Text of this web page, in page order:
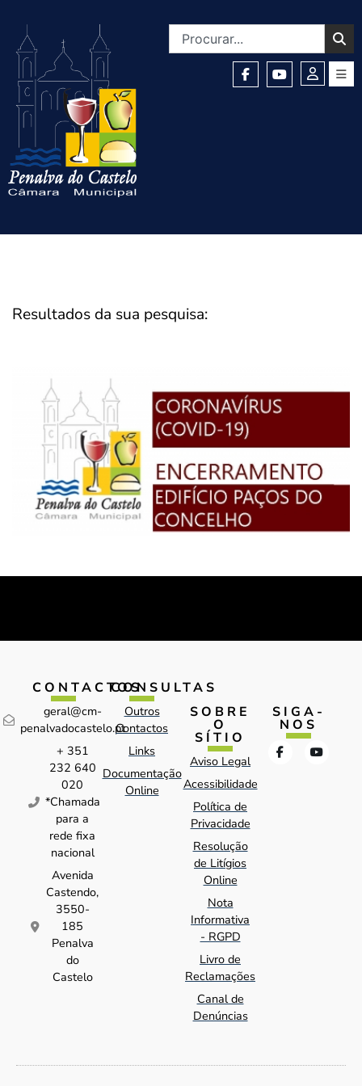
Resultados da sua pesquisa:
CONTACTOS
geral@cm-
penalvadocastelo.pt
+ 351
232 640
020
*Chamada
para a
rede fixa
nacional
Avenida
Castendo,
3550-
185
Penalva
do
Castelo
CONSULTAS
Outros
Contactos
Links
Documentação
Online
SOBRE
O
SÍTIO
Aviso Legal
Acessibilidade
Política de
Privacidade
Resolução
de Litígios
Online
Nota
Informativa
- RGPD
Livro de
Reclamações
Canal de
Denúncias
SIGA-
NOS